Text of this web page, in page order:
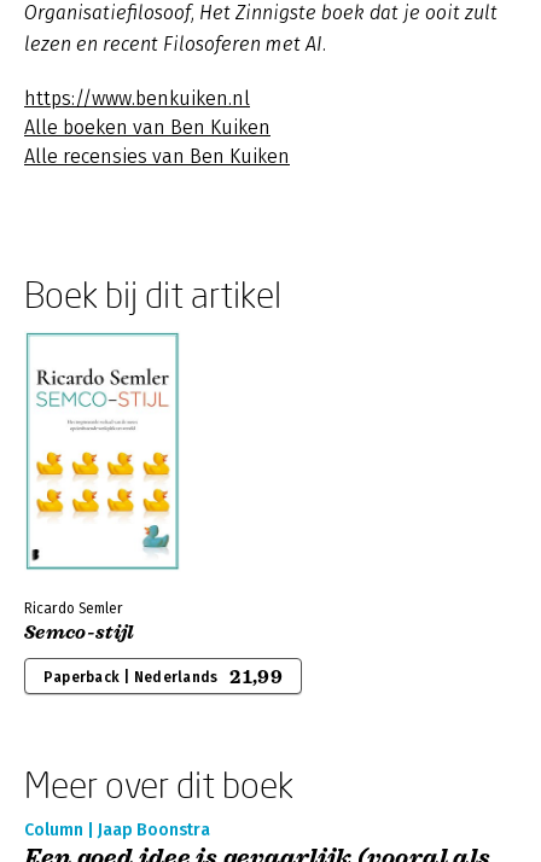
Organisatiefilosoof, Het Zinnigste boek dat je ooit zult
lezen en recent Filosoferen met AI.
https://www.benkuiken.nl
Alle boeken van Ben Kuiken
Alle recensies van Ben Kuiken
Boek bij dit artikel
Ricardo Semler
Semco-stijl
Paperback | Nederlands 21,99
Meer over dit boek
Column | Jaap Boonstra